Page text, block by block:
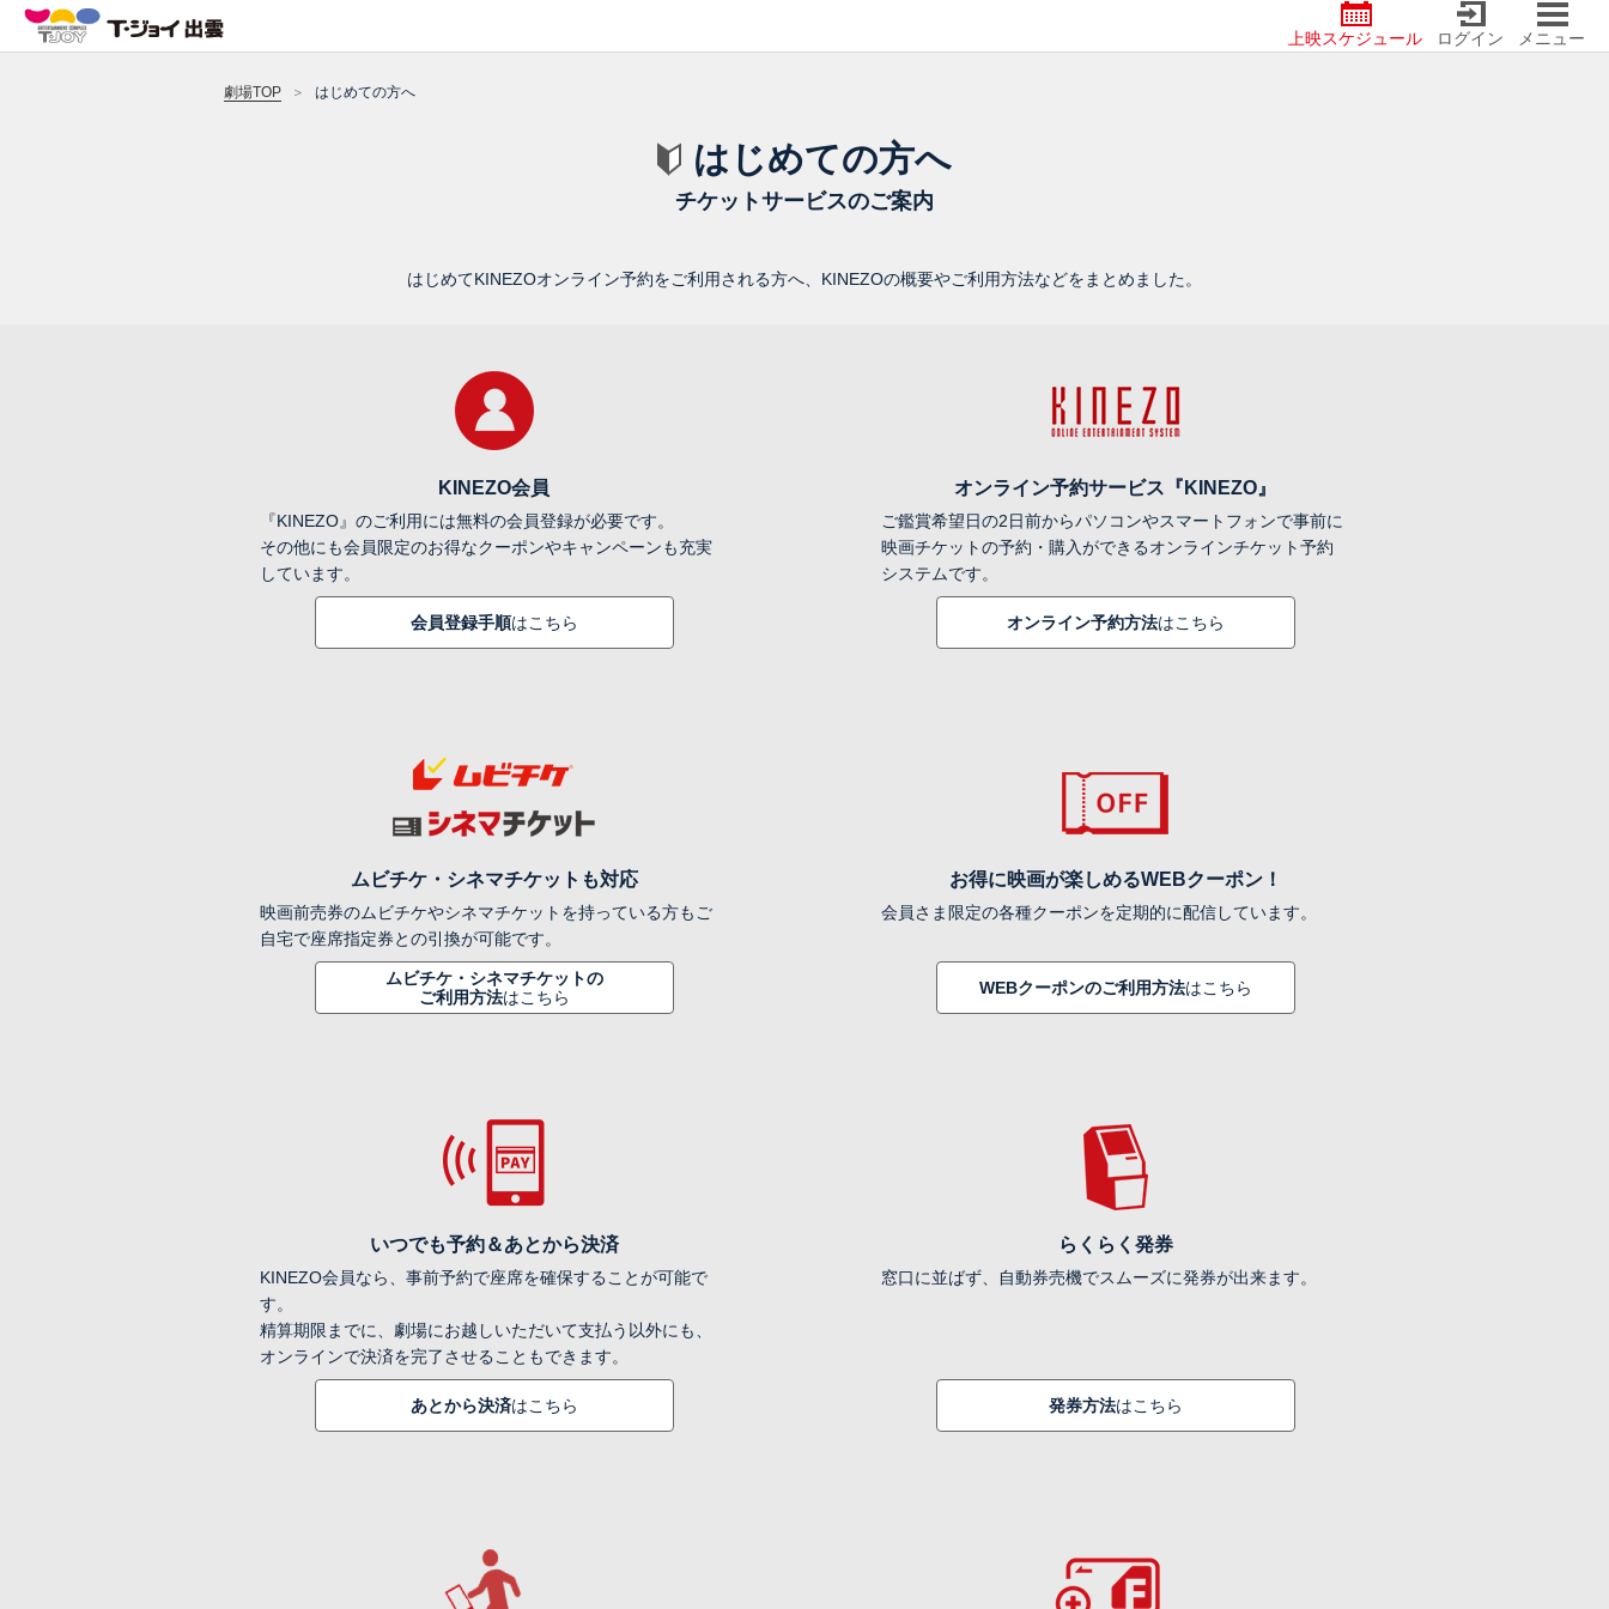
上映スケジュール ログイン メニュー
劇場TOP はじめての方へ
はじめての方へ
チケットサービスのご案内
はじめてKINEZOオンライン予約をご利用される方へ、KINEZOの概要やご利用方法などをまとめました。
KINEZO会員
『KINEZO』のご利用には無料の会員登録が必要です。
その他にも会員限定のお得なクーポンやキャンペーンも充実
しています。
会員登録手順はこちら
オンライン予約サービス『KINEZO』
ご鑑賞希望日の2日前からパソコンやスマートフォンで事前に
映画チケットの予約・購入ができるオンラインチケット予約
システムです。
オンライン予約方法はこちら
ムビチケ・シネマチケットも対応
映画前売券のムビチケやシネマチケットを持っている方もご
自宅で座席指定券との引換が可能です。
ムビチケ・シネマチケットの
ご利用方法はこちら
お得に映画が楽しめるWEBクーポン！
会員さま限定の各種クーポンを定期的に配信しています。
WEBクーポンのご利用方法はこちら
いつでも予約＆あとから決済
KINEZO会員なら、事前予約で座席を確保することが可能で
す。
精算期限までに、劇場にお越しいただいて支払う以外にも、
オンラインで決済を完了させることもできます。
あとから決済はこちら
らくらく発券
窓口に並ばず、自動券売機でスムーズに発券が出来ます。
発券方法はこちら